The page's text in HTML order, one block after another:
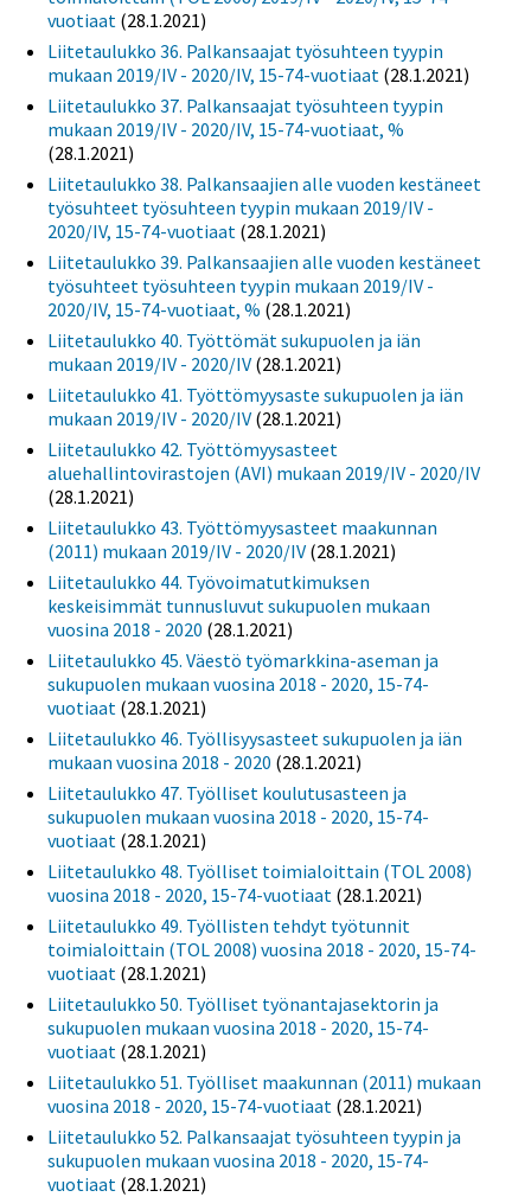
vuotiaat (28.1.2021)
Liitetaulukko 36. Palkansaajat työsuhteen tyypin
mukaan 2019/IV - 2020/IV, 15-74-vuotiaat (28.1.2021)
Liitetaulukko 37. Palkansaajat työsuhteen tyypin
mukaan 2019/IV - 2020/IV, 15-74-vuotiaat, %
(28.1.2021)
Liitetaulukko 38. Palkansaajien alle vuoden kestäneet
työsuhteet työsuhteen tyypin mukaan 2019/IV -
2020/IV, 15-74-vuotiaat (28.1.2021)
Liitetaulukko 39. Palkansaajien alle vuoden kestäneet
työsuhteet työsuhteen tyypin mukaan 2019/IV -
2020/IV, 15-74-vuotiaat, % (28.1.2021)
Liitetaulukko 40. Työttömät sukupuolen ja iän
mukaan 2019/IV - 2020/IV (28.1.2021)
Liitetaulukko 41. Työttömyysaste sukupuolen ja iän
mukaan 2019/IV - 2020/IV (28.1.2021)
Liitetaulukko 42. Työttömyysasteet
aluehallintovirastojen (AVI) mukaan 2019/IV - 2020/IV
(28.1.2021)
Liitetaulukko 43. Työttömyysasteet maakunnan
(2011) mukaan 2019/IV - 2020/IV (28.1.2021)
Liitetaulukko 44. Työvoimatutkimuksen
keskeisimmät tunnusluvut sukupuolen mukaan
vuosina 2018 - 2020 (28.1.2021)
Liitetaulukko 45. Väestö työmarkkina-aseman ja
sukupuolen mukaan vuosina 2018 - 2020, 15-74-
vuotiaat (28.1.2021)
Liitetaulukko 46. Työllisyysasteet sukupuolen ja iän
mukaan vuosina 2018 - 2020 (28.1.2021)
Liitetaulukko 47. Työlliset koulutusasteen ja
sukupuolen mukaan vuosina 2018 - 2020, 15-74-
vuotiaat (28.1.2021)
Liitetaulukko 48. Työlliset toimialoittain (TOL 2008)
vuosina 2018 - 2020, 15-74-vuotiaat (28.1.2021)
Liitetaulukko 49. Työllisten tehdyt työtunnit
toimialoittain (TOL 2008) vuosina 2018 - 2020, 15-74-
vuotiaat (28.1.2021)
Liitetaulukko 50. Työlliset työnantajasektorin ja
sukupuolen mukaan vuosina 2018 - 2020, 15-74-
vuotiaat (28.1.2021)
Liitetaulukko 51. Työlliset maakunnan (2011) mukaan
vuosina 2018 - 2020, 15-74-vuotiaat (28.1.2021)
Liitetaulukko 52. Palkansaajat työsuhteen tyypin ja
sukupuolen mukaan vuosina 2018 - 2020, 15-74-
vuotiaat (28.1.2021)